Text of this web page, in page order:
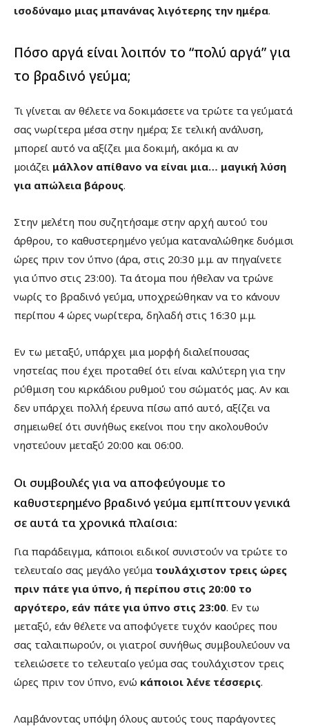
ισοδύναμο μιας μπανάνας λιγότερης την ημέρα.
Πόσο αργά είναι λοιπόν το “πολύ αργά” για
το βραδινό γεύμα;
Τι γίνεται αν θέλετε να δοκιμάσετε να τρώτε τα γεύματά
σας νωρίτερα μέσα στην ημέρα; Σε τελική ανάλυση,
μπορεί αυτό να αξίζει μια δοκιμή, ακόμα κι αν
μοιάζει μάλλον απίθανο να είναι μια… μαγική λύση
για απώλεια βάρους.
Στην μελέτη που συζητήσαμε στην αρχή αυτού του
άρθρου, το καθυστερημένο γεύμα καταναλώθηκε δυόμισι
ώρες πριν τον ύπνο (άρα, στις 20:30 μ.μ. αν πηγαίνετε
για ύπνο στις 23:00). Τα άτομα που ήθελαν να τρώνε
νωρίς το βραδινό γεύμα, υποχρεώθηκαν να το κάνουν
περίπου 4 ώρες νωρίτερα, δηλαδή στις 16:30 μ.μ.
Εν τω μεταξύ, υπάρχει μια μορφή διαλείπουσας
νηστείας που έχει προταθεί ότι είναι καλύτερη για την
ρύθμιση του κιρκάδιου ρυθμού του σώματός μας. Αν και
δεν υπάρχει πολλή έρευνα πίσω από αυτό, αξίζει να
σημειωθεί ότι συνήθως εκείνοι που την ακολουθούν
νηστεύουν μεταξύ 20:00 και 06:00.
Οι συμβουλές για να αποφεύγουμε το
καθυστερημένο βραδινό γεύμα εμπίπτουν γενικά
σε αυτά τα χρονικά πλαίσια:
Για παράδειγμα, κάποιοι ειδικοί συνιστούν να τρώτε το
τελευταίο σας μεγάλο γεύμα τουλάχιστον τρεις ώρες
πριν πάτε για ύπνο, ή περίπου στις 20:00 το
αργότερο, εάν πάτε για ύπνο στις 23:00. Εν τω
μεταξύ, εάν θέλετε να αποφύγετε τυχόν καούρες που
σας ταλαιπωρούν, οι γιατροί συνήθως συμβουλεύουν να
τελειώσετε το τελευταίο γεύμα σας τουλάχιστον τρεις
ώρες πριν τον ύπνο, ενώ κάποιοι λένε τέσσερις.
Λαμβάνοντας υπόψη όλους αυτούς τους παράγοντες